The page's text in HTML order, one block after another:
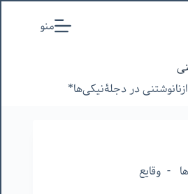
منو
در‌ دجلۀنیکی‌ها*
وقایع